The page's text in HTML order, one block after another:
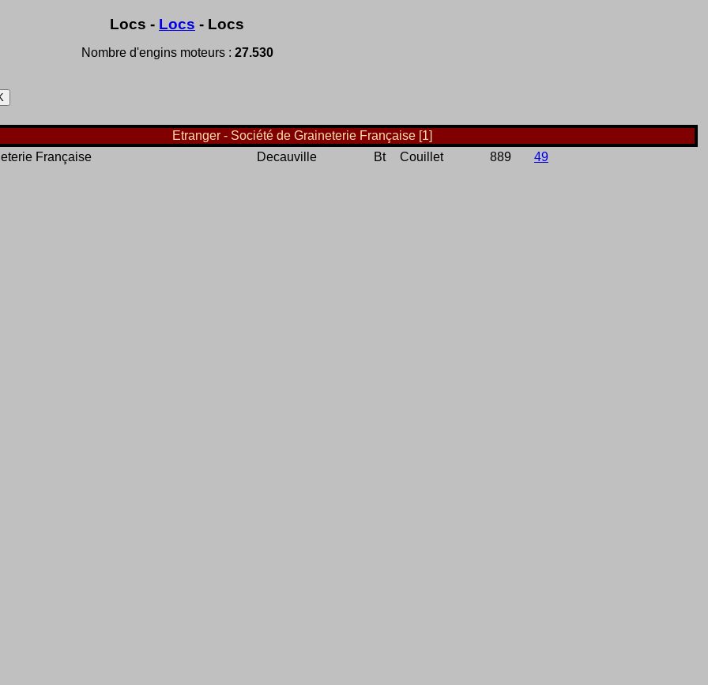
Locs - Locs - Locs
Nombre d'engins moteurs : 27.530
Etranger - Société de Graineterie Française [1]
Française
Decauville Bt Couillet 889 49